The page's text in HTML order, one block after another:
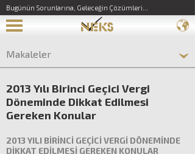
Bugünün Sorunlarına, Geleceğin Çözümleri...
Makaleler
2013 Yılı Birinci Geçici Vergi
Döneminde Dikkat Edilmesi
Gereken Konular
2013 YILI BİRİNCİ GEÇİCİ VERGİ DÖNEMİNDE
DİKKAT EDİLMESİ GEREKEN KONULAR